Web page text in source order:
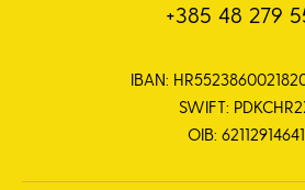
+385 48 279
IBAN:
SWIFT:
OIB: 62112914641